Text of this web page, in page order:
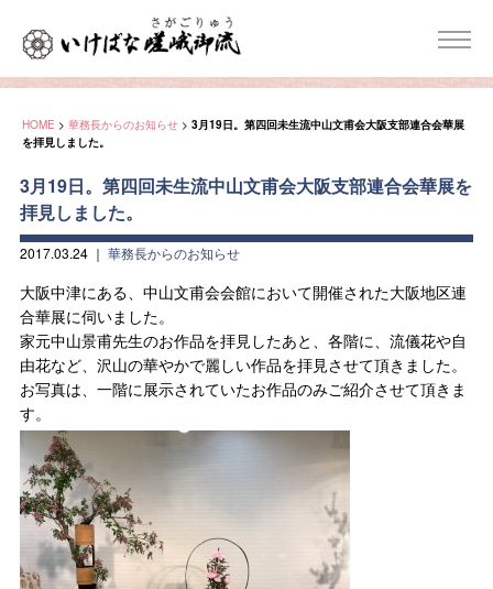
HOME > 華務長からのお知らせ > 3月19日。第四回未生流中山文甫会大阪支部連合会華展
を拝見しました。
3月19日。第四回未生流中山文甫会大阪支部連合会華展を
拝見しました。
2017.03.24｜ 華務長からのお知らせ
大阪中津にある、中山文甫会会館において開催された大阪地区連
合華展に伺いました。
家元中山景甫先生のお作品を拝見したあと、各階に、流儀花や自
由花など、沢山の華やかで麗しい作品を拝見させて頂きました。
お写真は、一階に展示されていたお作品のみご紹介させて頂きま
す。